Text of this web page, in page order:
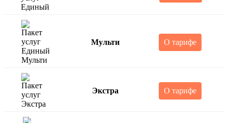
Мульти О тарифе
Экстра О тарифе